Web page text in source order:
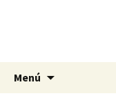
La Yunta
La nueva
Menú